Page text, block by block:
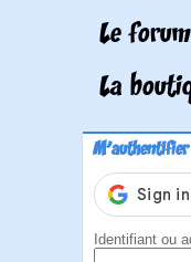
Le forum
La
M'authentifier
Identifiant ou